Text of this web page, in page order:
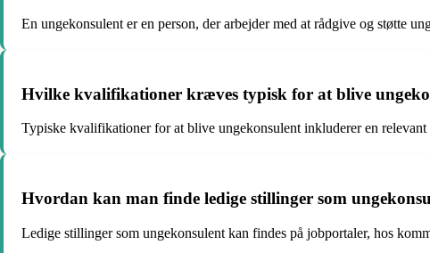
En ungekonsulent er en person, der arbejder med at rådgive og støtte
Hvilke kvalifikationer kræves typisk for at blive
Typiske kvalifikationer for at blive ungekonsulent inkluderer en
Hvordan kan man finde ledige stillinger som
Ledige stillinger som ungekonsulent kan findes på jobportaler, hos